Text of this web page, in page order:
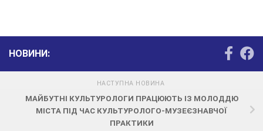
НОВИНИ:
НАСТУПНА НОВИНА
МАЙБУТНІ КУЛЬТУРОЛОГИ ПРАЦЮЮТЬ ІЗ МОЛОДДЮ
МІСТА ПІД ЧАС КУЛЬТУРОЛОГО-МУЗЕЄЗНАВЧОЇ
ПРАКТИКИ